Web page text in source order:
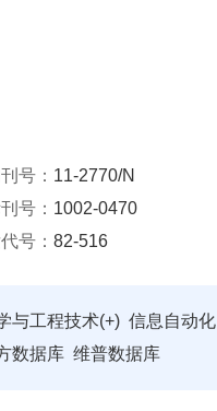
号： 11-2770/N
号： 1002-0470
号： 82-516
与工程技术(+) 信息自动化
数据库 维普数据库